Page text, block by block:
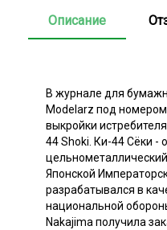
Описание
В журнале для
Modelarz под
выкройки
44 Shoki. Ки-44 Сёки -
Японской
разрабатывался в
национальной
Nakajima получила